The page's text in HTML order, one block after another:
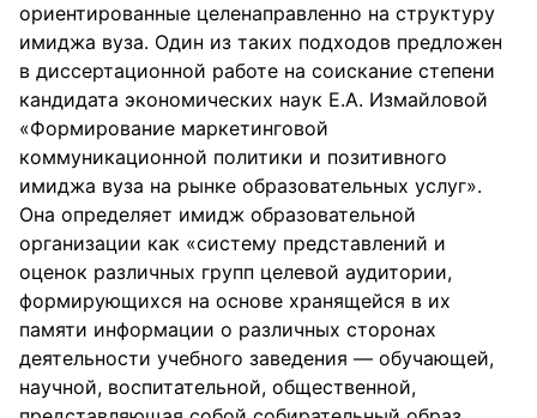
ориентированные целенаправленно на структуру
имиджа вуза. Один из таких подходов предложен
в диссертационной работе на соискание степени
кандидата экономических наук Е.А. Измайловой
«Формирование маркетинговой
коммуникационной политики и позитивного
имиджа вуза на рынке образовательных услуг».
Она определяет имидж образовательной
организации как «систему представлений и
оценок различных групп целевой аудитории,
формирующихся на основе хранящейся в их
памяти информации о различных сторонах
деятельности учебного заведения — обучающей,
научной, воспитательной, общественной,